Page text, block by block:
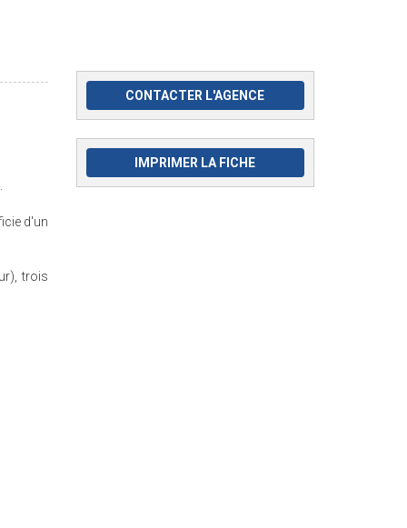
d'un
trois
CONTACTER L'AGENCE
IMPRIMER LA FICHE